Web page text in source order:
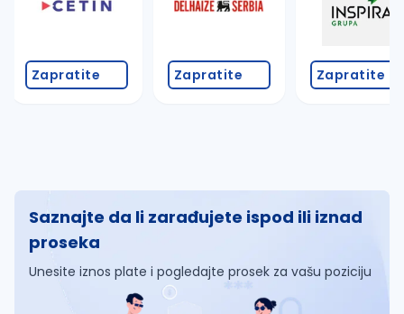
Zapratite Zapratite Zapratite
Saznajte da li zarađujete ispod ili iznad
proseka
Unesite iznos plate i pogledajte prosek za vašu poziciju